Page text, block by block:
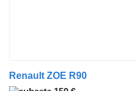
Renault ZOE R90